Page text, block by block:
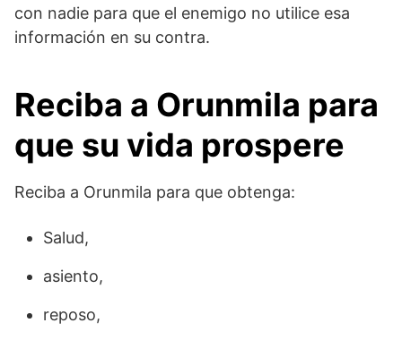
con nadie para que el enemigo no utilice esa
información en su contra.
Reciba a Orunmila para
que su vida prospere
Reciba a Orunmila para que obtenga:
Salud,
asiento,
reposo,